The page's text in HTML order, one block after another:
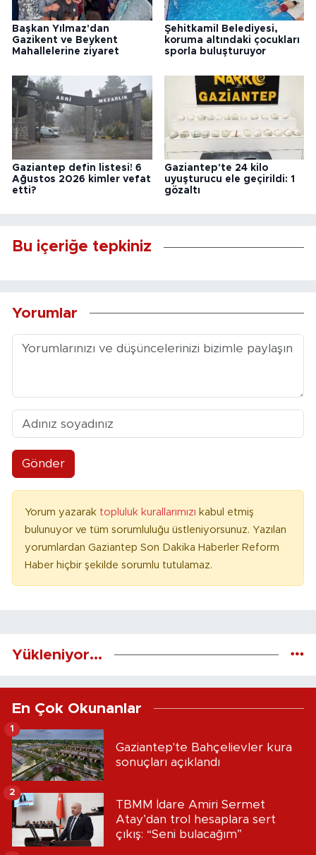
Başkan Yılmaz'dan
Gazikent ve Beykent
Mahallelerine ziyaret
Şehitkamil Belediyesi,
koruma altındaki çocukları
sporla buluşturuyor
Gaziantep defin listesi! 6
Ağustos 2026 kimler vefat
etti?
Gaziantep'te 24 kilo
uyuşturucu ele geçirildi: 1
gözaltı
Bu içeriğe tepkiniz
Yorumlar
Gönder
Yorum yazarak topluluk kurallarımızı kabul etmiş
bulunuyor ve tüm sorumluluğu üstleniyorsunuz. Yazılan
yorumlardan Gaziantep Son Dakika Haberler Reform
Haber hiçbir şekilde sorumlu tutulamaz.
Yükleniyor...
En Çok Okunanlar
Gaziantep'te Bahçelievler kura
sonuçları açıklandı
1
TBMM İdare Amiri Sermet
Atay’dan trol hesaplara sert
çıkış: “Seni bulacağım”
2